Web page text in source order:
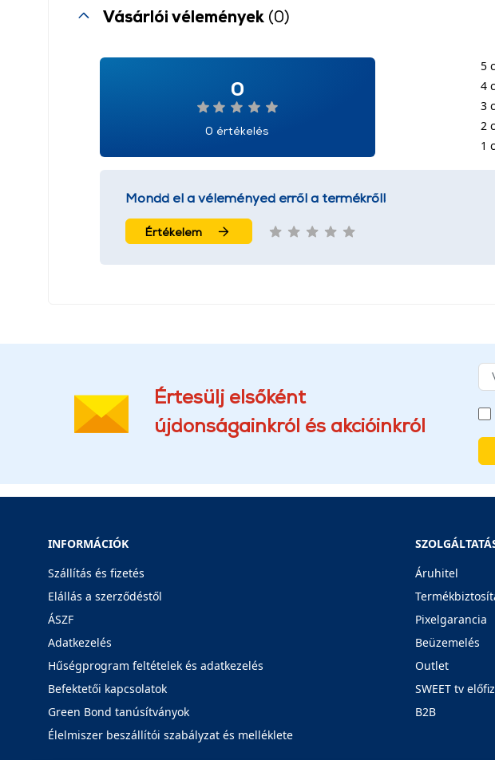
Vásárlói vélemények (0)
0
0 értékelés
5
4
3
2
1
Mondd el a véleményed erről a termékről!
Értékelem
Értesülj elsőként
újdonságainkról és akcióinkról
INFORMÁCIÓK
Szállítás és fizetés
Elállás a szerződéstől
ÁSZF
Adatkezelés
Hűségprogram feltételek és adatkezelés
Befektetői kapcsolatok
Green Bond tanúsítványok
Élelmiszer beszállítói szabályzat és melléklete
Áruhitel
Pixelgarancia
Beüzemelés
Outlet
SWEET tv
B2B